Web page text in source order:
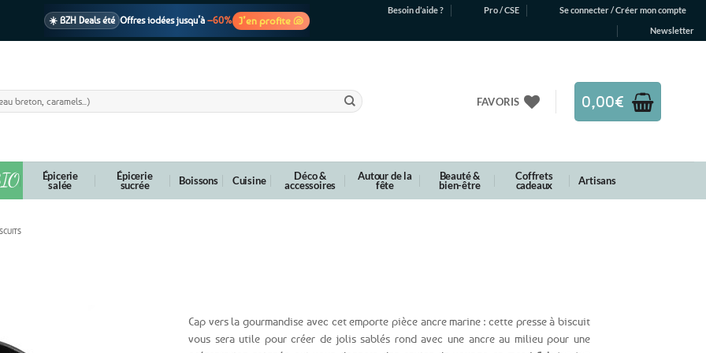
☀️ BZH Deals été Offres iodées jusqu’à –60% J’en profite 🐚
Besoin d’aide ? Pro / CSE
Se connecter / Créer mon compte
Newsletter
FAVORIS 0,00€
Épicerie
salée
Épicerie
sucrée Boissons Cuisine Déco &
accessoires
Autour de la
fête
Beauté &
bien-être
Coffrets
cadeaux Artisans
Cap vers la gourmandise avec cet emporte pièce ancre marine : cette presse à biscuit
vous sera utile pour créer de jolis sablés rond avec une ancre au milieu pour une